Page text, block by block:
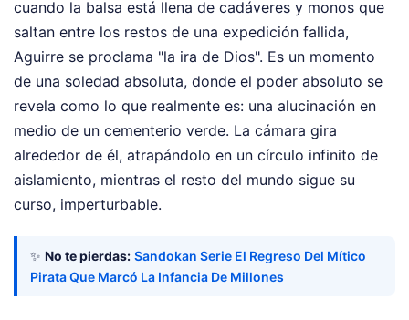
cuando la balsa está llena de cadáveres y monos que
saltan entre los restos de una expedición fallida,
Aguirre se proclama "la ira de Dios". Es un momento
de una soledad absoluta, donde el poder absoluto se
revela como lo que realmente es: una alucinación en
medio de un cementerio verde. La cámara gira
alrededor de él, atrapándolo en un círculo infinito de
aislamiento, mientras el resto del mundo sigue su
curso, imperturbable.
✨ No te pierdas: Sandokan Serie El Regreso Del Mítico
Pirata Que Marcó La Infancia De Millones